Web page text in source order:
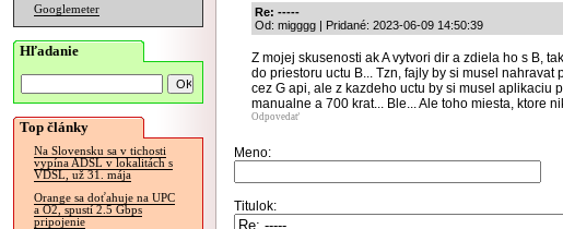
Googlemeter
Hľadanie
Top články
Na Slovensku sa v tichosti
vypína ADSL v lokalitách s
VDSL, už 31. mája
Orange sa doťahuje na UPC
a O2, spustí 2.5 Gbps
pripojenie
Re: -----
Od: migggg | Pridané: 2023-06-09 14:50:39
Z mojej skusenosti ak A vytvori dir a zdiela ho s B,
do priestoru uctu B... Tzn, fajly by si musel nahravat
cez G api, ale z kazdeho uctu by si musel aplikaciu
manualne a 700 krat... Ble... Ale toho miesta, ktore
Odpovedať
Meno:
Titulok: